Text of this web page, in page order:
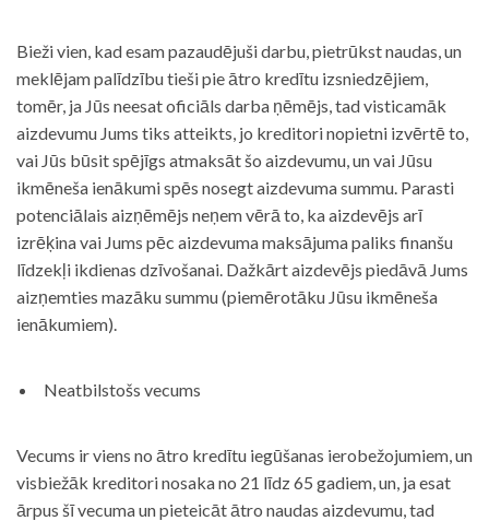
Bieži vien, kad esam pazaudējuši darbu, pietrūkst naudas, un
meklējam palīdzību tieši pie ātro kredītu izsniedzējiem,
tomēr, ja Jūs neesat oficiāls darba ņēmējs, tad visticamāk
aizdevumu Jums tiks atteikts, jo kreditori nopietni izvērtē to,
vai Jūs būsit spējīgs atmaksāt šo aizdevumu, un vai Jūsu
ikmēneša ienākumi spēs nosegt aizdevuma summu. Parasti
potenciālais aizņēmējs neņem vērā to, ka aizdevējs arī
izrēķina vai Jums pēc aizdevuma maksājuma paliks finanšu
līdzekļi ikdienas dzīvošanai. Dažkārt aizdevējs piedāvā Jums
aizņemties mazāku summu (piemērotāku Jūsu ikmēneša
ienākumiem).
Neatbilstošs vecums
Vecums ir viens no ātro kredītu iegūšanas ierobežojumiem, un
visbiežāk kreditori nosaka no 21 līdz 65 gadiem, un, ja esat
ārpus šī vecuma un pieteicāt ātro naudas aizdevumu, tad